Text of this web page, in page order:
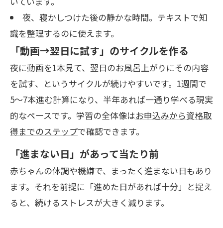
夜、寝かしつけた後の静かな時間。テキストで知
識を整理するのに使えます。
「動画→翌日に試す」のサイクルを作る
夜に動画を1本見て、翌日のお風呂上がりにその内容
を試す、というサイクルが続けやすいです。1週間で
5〜7本進む計算になり、半年あれば一通り学べる現実
的なペースです。学習の全体像はお申込みから資格取
得までのステップで確認できます。
「進まない日」があって当たり前
赤ちゃんの体調や機嫌で、まったく進まない日もあり
ます。それを前提に「進めた日があれば十分」と捉え
ると、続けるストレスが大きく減ります。